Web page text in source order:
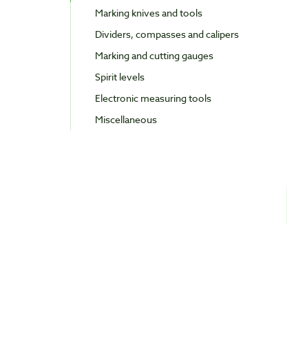
Marking knives and tools
Dividers, compasses and calipers
Marking and cutting gauges
Spirit levels
Electronic measuring tools
Miscellaneous